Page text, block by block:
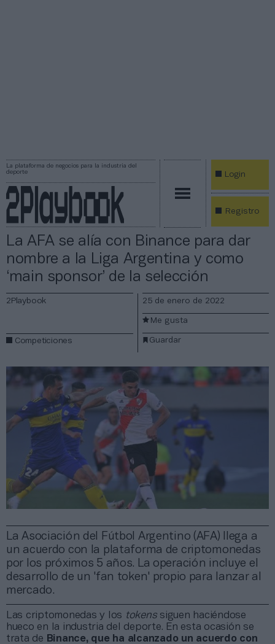
La plataforma de negocios para la industria del
deporte
Login
Registro
La AFA se alía con Binance para dar
nombre a la Liga Argentina y como
‘main sponsor’ de la selección
La Asociación del Fútbol Argentino (AFA) llega a
un acuerdo con la plataforma de criptomonedas
por los próximos 5 años. La operación incluye el
desarrollo de un 'fan token' propio para lanzar al
mercado.
2Playbook
Competiciones
25 de enero de 2022
Guardar
Me gusta
Las criptomonedas y los tokens siguen haciéndose
hueco en la industria del deporte. En esta ocasión se
trata de Binance, que ha alcanzado un acuerdo con